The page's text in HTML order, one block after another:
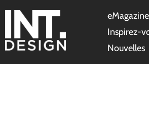
eMagazine
Inspirez-
Nouvelles